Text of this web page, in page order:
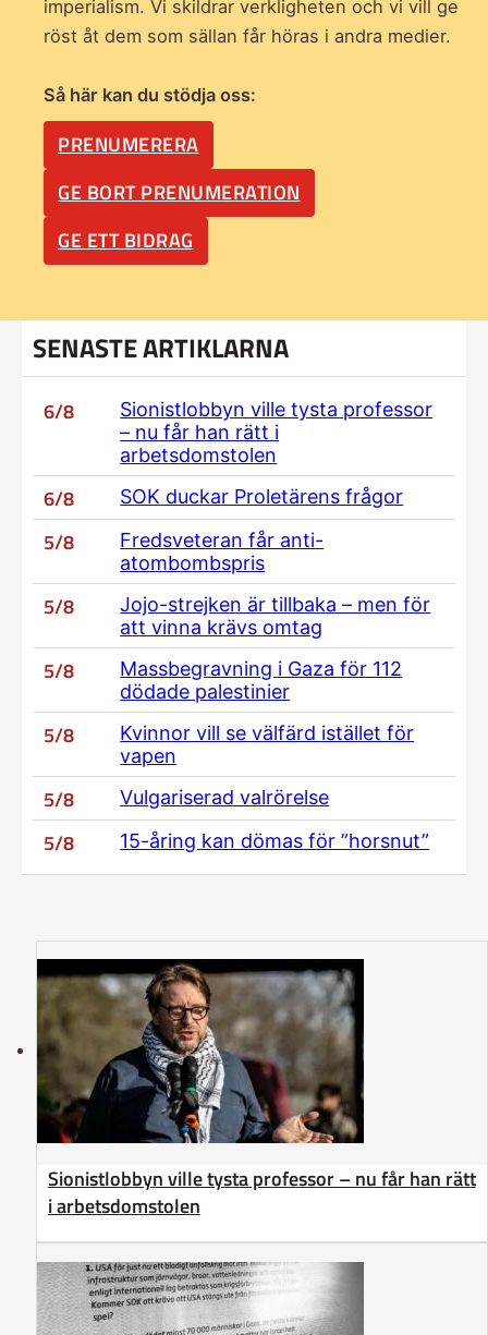
imperialism. Vi skildrar verkligheten och vi vill ge
röst åt dem som sällan får höras i andra medier.
Så här kan du stödja oss:
PRENUMERERA
GE BORT PRENUMERATION
GE ETT BIDRAG
SENASTE ARTIKLARNA
6/8
Sionistlobbyn ville tysta professor
– nu får han rätt i
arbetsdomstolen
6/8 SOK duckar Proletärens frågor
5/8
Fredsveteran får anti-
atombombspris
5/8
Jojo-strejken är tillbaka – men för
att vinna krävs omtag
5/8
Massbegravning i Gaza för 112
dödade palestinier
5/8
Kvinnor vill se välfärd istället för
vapen
5/8 Vulgariserad valrörelse
5/8 15-åring kan dömas för ”horsnut”
Sionistlobbyn ville tysta professor – nu får han rätt
i arbetsdomstolen